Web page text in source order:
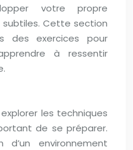
votre propre
Cette section
des exercices pour
à ressentir
les techniques
de se préparer.
environnement